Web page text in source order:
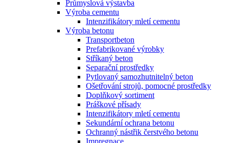
Průmyslová výstavba
Výroba cementu
Intenzifikátory mletí cementu
Výroba betonu
Transportbeton
Prefabrikované výrobky
Stříkaný beton
Separační prostředky
Pytlovaný samozhutnitelný beton
Ošetřování strojů, pomocné prostředky
Doplňkový sortiment
Práškové přísady
Intenzifikátory mletí cementu
Sekundární ochrana betonu
Ochranný nástřik čerstvého betonu
Impregnace